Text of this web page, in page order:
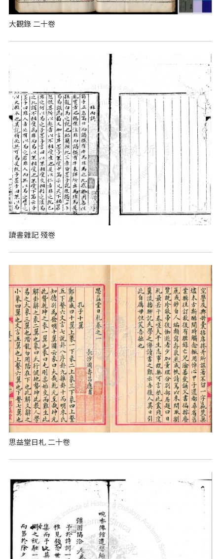
大觀錄 二十卷
讀書雜記 殘卷
思益堂日札 二十卷